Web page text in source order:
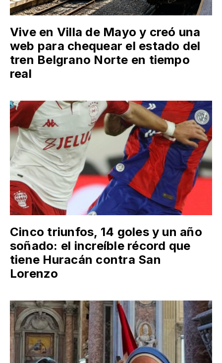
Vive en Villa de Mayo y creó una
web para chequear el estado del
tren Belgrano Norte en tiempo
real
Cinco triunfos, 14 goles y un año
soñado: el increíble récord que
tiene Huracán contra San
Lorenzo